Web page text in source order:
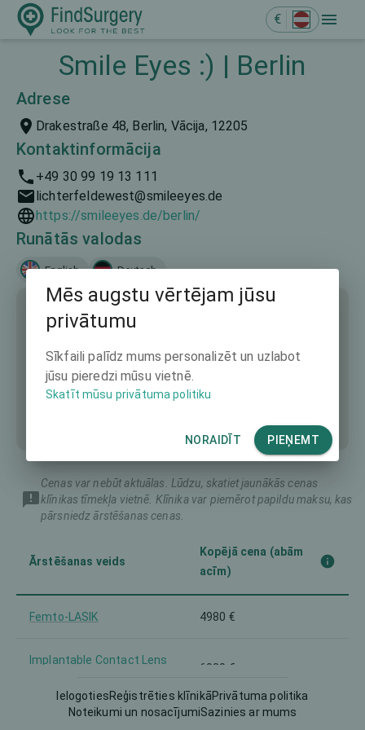
€
Smile Eyes :) | Berlin
Adrese
Drakestraße 48, Berlin, Vācija, 12205
Kontaktinformācija
+49 30 99 19 13 111
lichterfeldewest@smileeyes.de
https://smileeyes.de/berlin/
Runātās valodas
English Deutsch
Cenas var nebūt aktuālas. Lūdzu, skatiet jaunākās cenas
klīnikas tīmekļa vietnē. Klīnika var piemērot papildu maksu, kas
pārsniedz ārstēšanas cenas.
Ārstēšanas veids
Kopējā cena (abām
acīm)
Femto-LASIK 4980 €
Implantable Contact Lens
6980 €
Intraocular Lens (IOL) 6980 €
IelogotiesReģistrēties klīnikāPrivātuma politika
Noteikumi un nosacījumiSazinies ar mums
Mēs augstu vērtējam jūsu
privātumu
Sīkfaili palīdz mums personalizēt un uzlabot
jūsu pieredzi mūsu vietnē.
Skatīt mūsu privātuma politiku
NORAIDĪT PIEŅEMT